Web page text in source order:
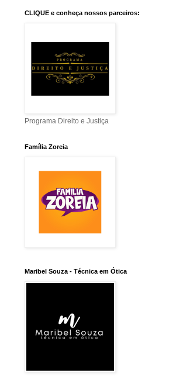
CLIQUE e conheça nossos parceiros:
Programa Direito e Justiça
Família Zoreia
Maribel Souza - Técnica em Ótica